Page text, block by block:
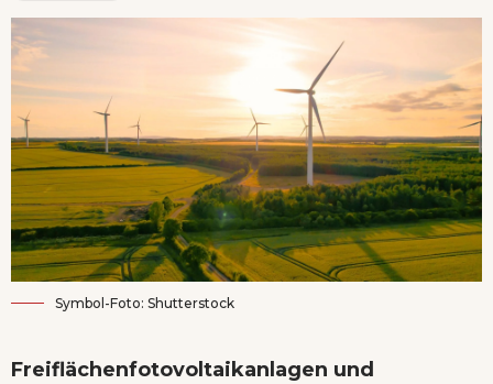
Symbol-Foto: Shutterstock
Freiflächenfotovoltaikanlagen und